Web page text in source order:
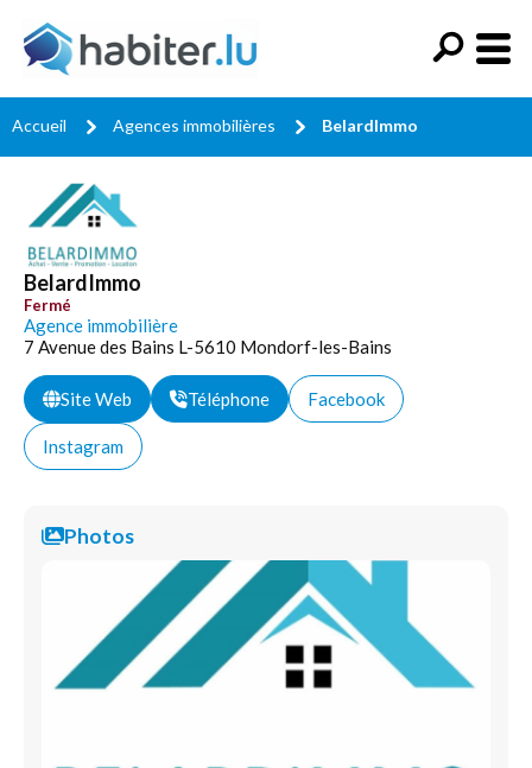
Accueil Agences immobilières BelardImmo
BelardImmo
Fermé
Agence immobilière
7 Avenue des Bains L-5610 Mondorf-les-Bains
Site Web Téléphone Facebook
Instagram
Photos